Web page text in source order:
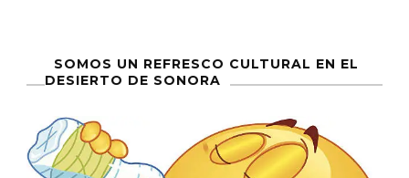
Los
Tigres
Norte
entradas
SOMOS UN REFRESCO CULTURAL EN EL
DESIERTO DE SONORA